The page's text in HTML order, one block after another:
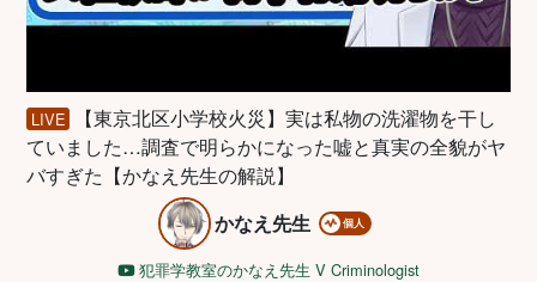
LIVE
【東京北区小学校火災】実は私物の洗濯物を干し
ていました…調査で明らかになった嘘と真実の全貌がヤ
バすぎた【かなえ先生の解説】
かなえ先生
個人
犯罪学教室のかなえ先生 V Criminologist